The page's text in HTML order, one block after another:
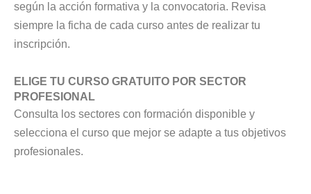
según la acción formativa y la convocatoria. Revisa
siempre la ficha de cada curso antes de realizar tu
inscripción.
ELIGE TU CURSO GRATUITO POR SECTOR
PROFESIONAL
Consulta los sectores con formación disponible y
selecciona el curso que mejor se adapte a tus objetivos
profesionales.